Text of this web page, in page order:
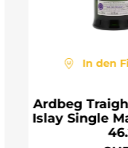
In den
Ardbeg
Islay Single